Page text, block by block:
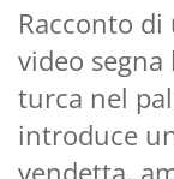
Racconto
video segna
turca nel
introduce
vendetta,